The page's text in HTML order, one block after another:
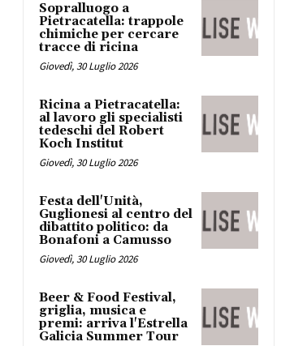
Sopralluogo a
Pietracatella: trappole
chimiche per cercare
tracce di ricina
Giovedì, 30 Luglio 2026
Ricina a Pietracatella:
al lavoro gli specialisti
tedeschi del Robert
Koch Institut
Giovedì, 30 Luglio 2026
Festa dell'Unità,
Guglionesi al centro del
dibattito politico: da
Bonafoni a Camusso
Giovedì, 30 Luglio 2026
Beer & Food Festival,
griglia, musica e
premi: arriva l'Estrella
Galicia Summer Tour